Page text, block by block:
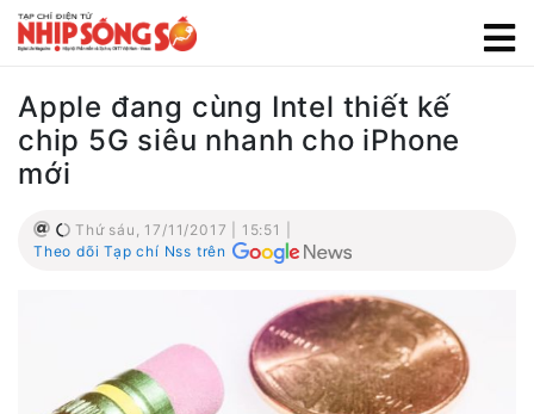
Apple đang cùng Intel thiết kế
chip 5G siêu nhanh cho iPhone
mới
Thứ sáu, 17/11/2017 | 15:51 |
Theo dõi Tạp chí Nss trên